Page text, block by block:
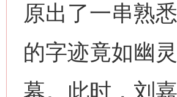
原出了一串熟
的字迹竟如幽
幕。此时，刘